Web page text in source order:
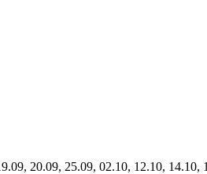
20.09, 25.09, 02.10, 12.10,